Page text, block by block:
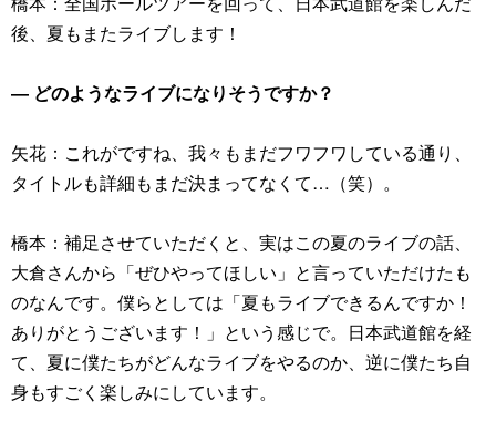
後、夏もまたライブします！
― どのようなライブになりそうですか？
矢花：これがですね、我々もまだフワフワしている通り、
タイトルも詳細もまだ決まってなくて…（笑）。
橋本：補足させていただくと、実はこの夏のライブの話、
大倉さんから「ぜひやってほしい」と言っていただけたも
のなんです。僕らとしては「夏もライブできるんですか！
ありがとうございます！」という感じで。日本武道館を経
て、夏に僕たちがどんなライブをやるのか、逆に僕たち自
身もすごく楽しみにしています。